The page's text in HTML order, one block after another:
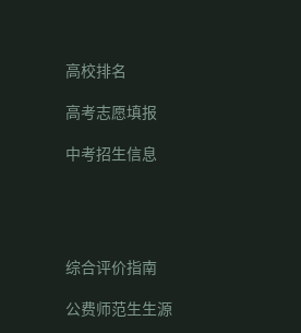
高校排名
高考志愿填报
中考招生信息
综合评价指南
公费师范生生源